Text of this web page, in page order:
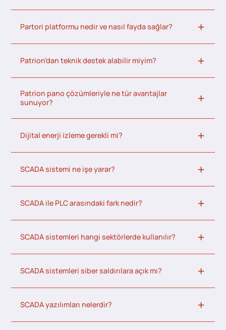
Partori platformu nedir ve nasıl fayda sağlar?
Patrion’dan teknik destek alabilir miyim?
Patrion pano çözümleriyle ne tür avantajlar
sunuyor?
Dijital enerji izleme gerekli mi?
SCADA sistemi ne işe yarar?
SCADA ile PLC arasındaki fark nedir?
SCADA sistemleri hangi sektörlerde kullanılır?
SCADA sistemleri siber saldırılara açık mı?
SCADA yazılımları nelerdir?